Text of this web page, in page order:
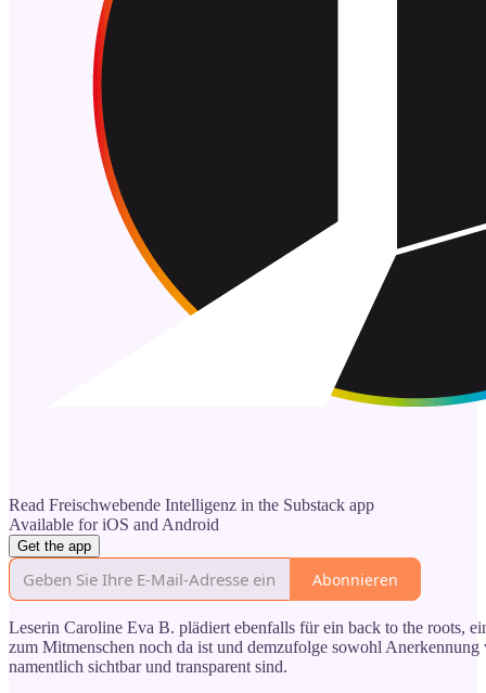
Read Freischwebende Intelligenz in the Substack app
Available for iOS and Android
Get the app
Abonnieren
Leserin Caroline Eva B. plädiert ebenfalls für ein back to the roots,
zum Mitmenschen noch da ist und demzufolge sowohl
namentlich sichtbar und transparent sind.